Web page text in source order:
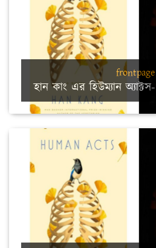
frontpage
হান কাং এর হিউম্যান